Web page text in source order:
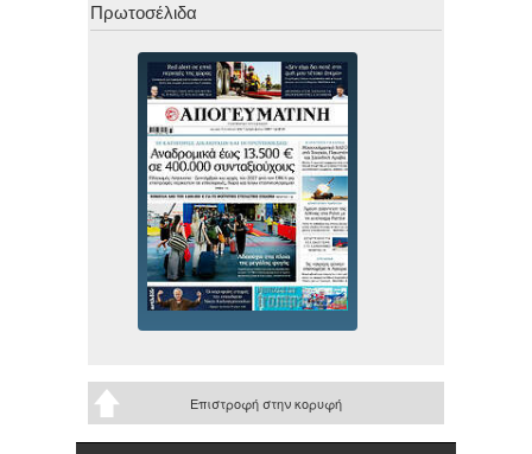
Πρωτοσέλιδα
Επιστροφή στην κορυφή